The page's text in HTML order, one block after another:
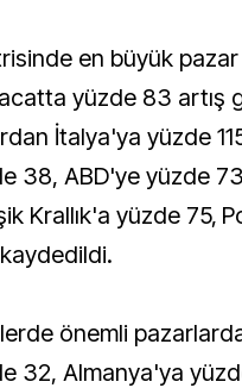
en büyük
yüzde 83 artış
İtalya'ya yüzde
38, ABD'ye yüzde
Krallık'a yüzde 75,
önemli
32, Almanya'ya